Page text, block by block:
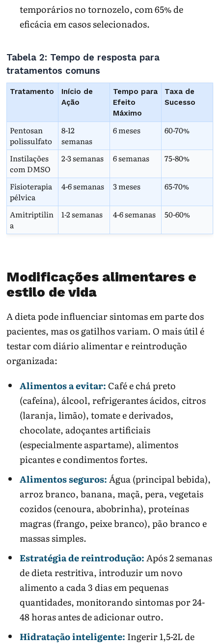
temporários no tornozelo, com 65% de
eficácia em casos selecionados.
Tabela 2: Tempo de resposta para
tratamentos comuns
Tratamento
Início de
Ação
Tempo para
Efeito
Máximo
Taxa de
Sucesso
Pentosan
polissulfato
8-12
semanas
6 meses 60-70%
Instilações
com DMSO
2-3 semanas 6 semanas 75-80%
Fisioterapia
pélvica
4-6 semanas 3 meses 65-70%
Amitriptilin
a
1-2 semanas 4-6 semanas 50-60%
Modificações alimentares e
estilo de vida
A dieta pode influenciar sintomas em parte dos
pacientes, mas os gatilhos variam. O mais útil é
testar com diário alimentar e reintrodução
organizada:
Alimentos a evitar: Café e chá preto
(cafeína), álcool, refrigerantes ácidos, citros
(laranja, limão), tomate e derivados,
chocolate, adoçantes artificiais
(especialmente aspartame), alimentos
picantes e condimentos fortes.
Alimentos seguros:Água (principal bebida),
arroz branco, banana, maçã, pera, vegetais
cozidos (cenoura, abobrinha), proteínas
magras (frango, peixe branco), pão branco e
massas simples.
Estratégia de reintrodução:Após 2 semanas
de dieta restritiva, introduzir um novo
alimento a cada 3 dias em pequenas
quantidades, monitorando sintomas por 24-
48 horas antes de adicionar outro.
Hidratação inteligente: Ingerir 1,5-2L de